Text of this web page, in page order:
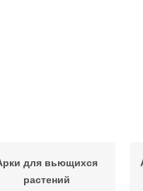
для вьющихся
растений